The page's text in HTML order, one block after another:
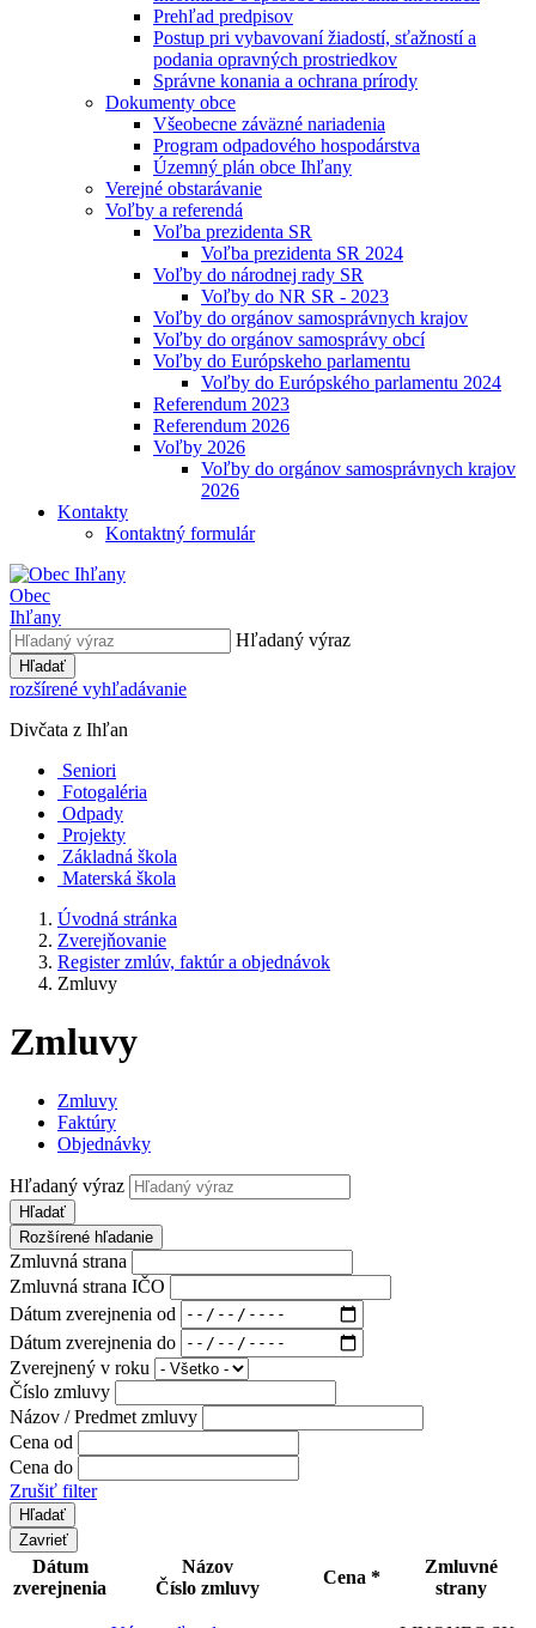
Prehľad predpisov
Postup pri vybavovaní žiadostí, sťažností a
podania opravných prostriedkov
Správne konania a ochrana prírody
Dokumenty obce
Všeobecne záväzné nariadenia
Program odpadového hospodárstva
Územný plán obce Ihľany
Verejné obstarávanie
Voľby a referendá
Voľba prezidenta SR
Voľba prezidenta SR 2024
Voľby do národnej rady SR
Voľby do NR SR - 2023
Voľby do orgánov samosprávnych krajov
Voľby do orgánov samosprávy obcí
Voľby do Európskeho parlamentu
Voľby do Európského parlamentu 2024
Referendum 2023
Referendum 2026
Voľby 2026
Voľby do orgánov samosprávnych krajov
2026
Kontakty
Kontaktný formulár
Obec
Ihľany
Hľadaný výraz
Hľadať
rozšírené vyhľadávanie
Divčata z Ihľan
Seniori
Fotogaléria
Odpady
Projekty
Základná škola
Materská škola
Úvodná stránka
Zverejňovanie
Register zmlúv, faktúr a objednávok
Zmluvy
Zmluvy
Zmluvy
Faktúry
Objednávky
Hľadaný výraz
Hľadať
Rozšírené hľadanie
Zmluvná strana
Zmluvná strana IČO
Dátum zverejnenia od
Dátum zverejnenia do
Zverejnený v roku
Číslo zmluvy
Názov / Predmet zmluvy
Cena od
Cena do
Zrušiť filter
Zavrieť
Dátum
zverejnenia
Názov
Číslo zmluvy
Cena *
Zmluvné
strany